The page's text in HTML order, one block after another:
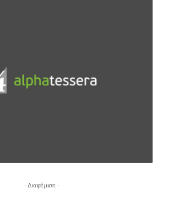
- Διαφήμιση -